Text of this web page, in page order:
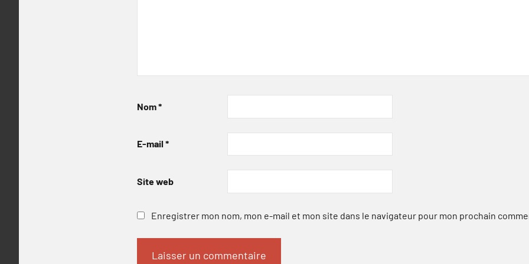
Nom*
E-mail *
Site web
Enregistrer mon nom, mon e-mail et mon site dans le navigateur pour mon prochain